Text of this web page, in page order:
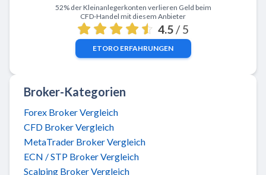
Zu eToro
52% der Kleinanlegerkonten verlieren Geld beim
CFD-Handel mit diesem Anbieter
4.5 / 5
ETORO ERFAHRUNGEN
Broker-Kategorien
Forex Broker Vergleich
CFD Broker Vergleich
MetaTrader Broker Vergleich
ECN / STP Broker Vergleich
Scalping Broker Vergleich